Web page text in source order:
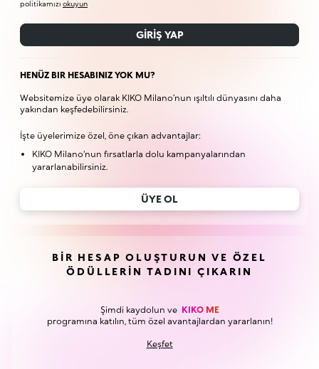
politikamızı okuyun
GIRIŞ YAP
HENÜZ BIR HESABINIZ YOK MU?
Websitemize üye olarak KIKO Milano’nun ışıltılı dünyasını daha
yakından keşfedebilirsiniz.
İşte üyelerimize özel, öne çıkan advantajlar:
KIKO Milano'nun fırsatlarla dolu kampanyalarından
yararlanabilirsiniz.
ÜYE OL
BIR HESAP OLUŞTURUN VE ÖZEL
ÖDÜLLERIN TADINI ÇIKARIN
Şimdi kaydolun ve KIKO ME
programına katılın, tüm özel avantajlardan yararlanın!
Keşfet